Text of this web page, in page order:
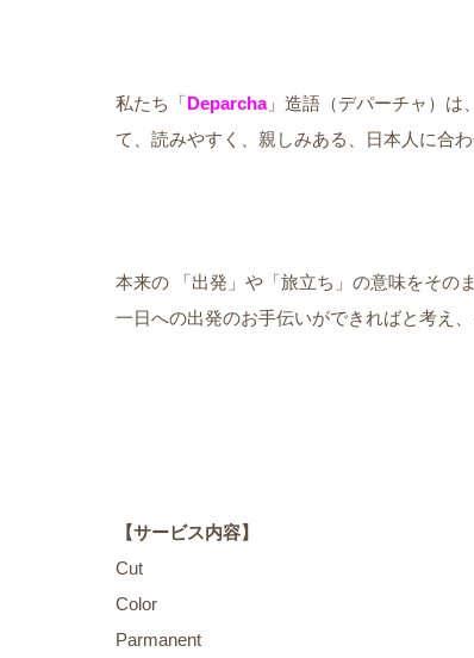
私たち「Deparcha」造語（デパーチャ）は
て、読みやすく、親しみある、日本人に合
本来の 「出発」や「旅立ち」の意味をその
一日への出発のお手伝いができればと考え、
【サービス内容】
Cut
Color
Parmanent